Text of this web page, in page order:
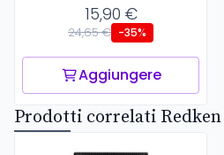
15,90 €
24,65 € -35%
Aggiungere
Prodotti correlati Redken